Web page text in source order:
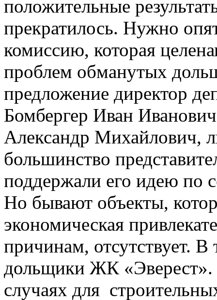
положительные
прекратилось. Нужно
комиссию, которая
проблем обманутых
предложение директор
Бомбергер Иван
Александр Михайлович,
большинство
поддержали его идею по
Но бывают объекты,
экономическая
причинам, отсутствует.
дольщики ЖК «Эверест».
случаях для